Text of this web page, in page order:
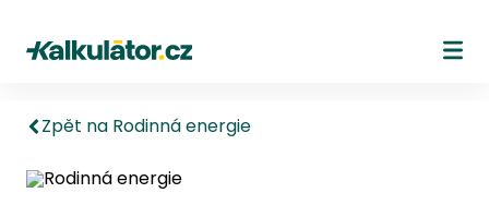
Kalkulátor.cz
Zpět na Rodinná energie